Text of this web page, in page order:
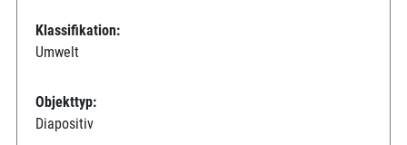
Klassifikation:
Umwelt
Objekttyp:
Diapositiv